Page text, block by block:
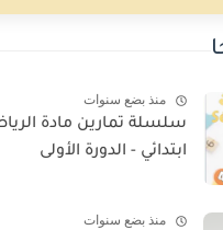
منذ بضع سنوات
سلسلة تمارين مادة
ابتدائي - الدورة الأولى
منذ بضع سنوات